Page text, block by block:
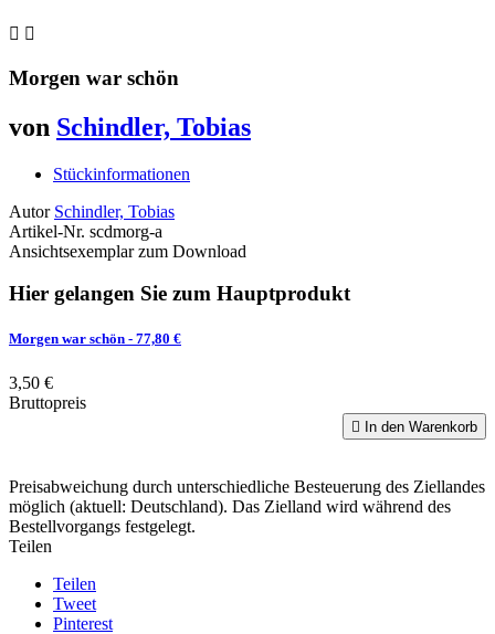
 
Morgen war schön
von Schindler, Tobias
Stückinformationen
Autor Schindler, Tobias
Artikel-Nr. scdmorg-a
Ansichtsexemplar zum Download
Hier gelangen Sie zum Hauptprodukt
Morgen war schön - 77,80 €
3,50 €
Bruttopreis
 In den Warenkorb
Preisabweichung durch unterschiedliche Besteuerung des Ziellandes
möglich (aktuell: Deutschland). Das Zielland wird während des
Bestellvorgangs festgelegt.
Teilen
Teilen
Tweet
Pinterest